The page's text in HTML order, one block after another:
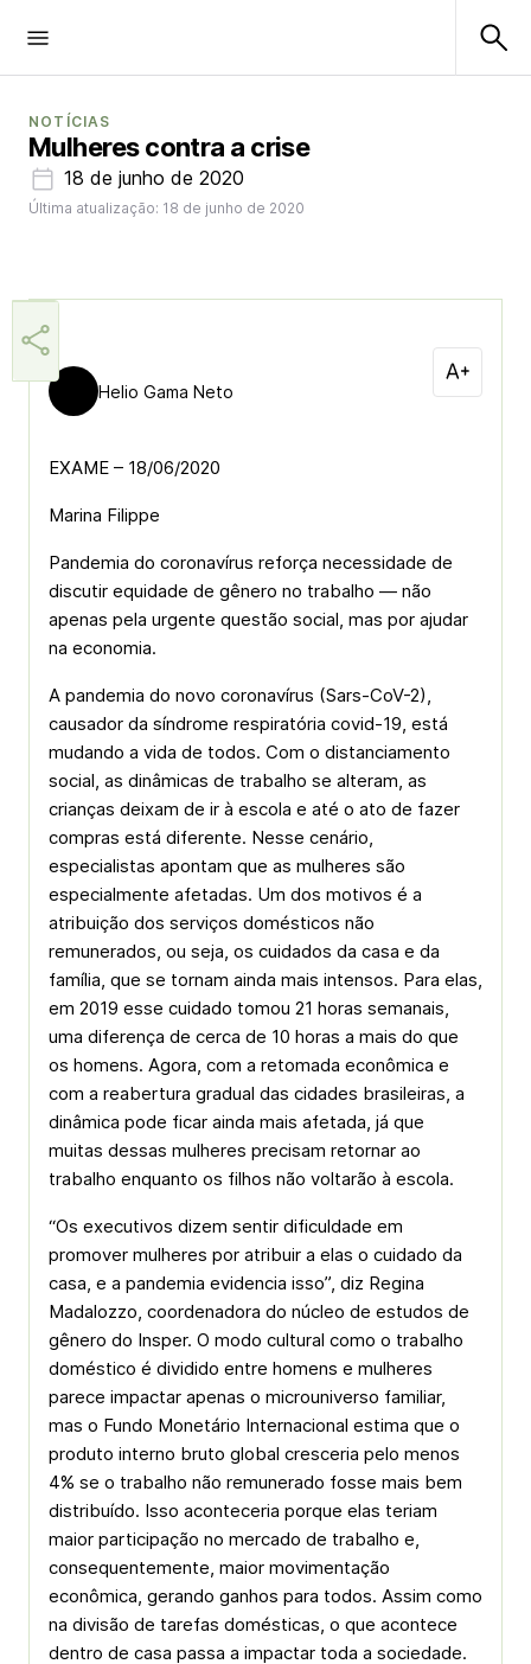
NOTÍCIAS
Mulheres contra a crise
18 de junho de 2020
Última atualização: 18 de junho de 2020
Helio Gama Neto
EXAME – 18/06/2020
Marina Filippe
Pandemia do coronavírus reforça necessidade de
discutir equidade de gênero no trabalho — não
apenas pela urgente questão social, mas por ajudar
na economia.
A pandemia do novo coronavírus (Sars-CoV-2),
causador da síndrome respiratória covid-19, está
mudando a vida de todos. Com o distanciamento
social, as dinâmicas de trabalho se alteram, as
crianças deixam de ir à escola e até o ato de fazer
compras está diferente. Nesse cenário,
especialistas apontam que as mulheres são
especialmente afetadas. Um dos motivos é a
atribuição dos serviços domésticos não
remunerados, ou seja, os cuidados da casa e da
família, que se tornam ainda mais intensos. Para elas,
em 2019 esse cuidado tomou 21 horas semanais,
uma diferença de cerca de 10 horas a mais do que
os homens. Agora, com a retomada econômica e
com a rea­bertura gradual das cidades brasileiras, a
dinâmica pode ficar ainda mais afetada, já que
muitas dessas mulheres precisam retornar ao
trabalho enquanto os filhos não voltarão à escola.
“Os executivos dizem sentir dificuldade em
promover mulheres por atribuir a elas o cuidado da
casa, e a pandemia evidencia isso”, diz Regina
Madalozzo, coordenadora do núcleo de estudos de
gênero do Insper. O modo cultural como o trabalho
doméstico é dividido entre homens e mulheres
parece impactar apenas o microuniverso familiar,
mas o Fundo Monetário Internacional estima que o
produto interno bruto global cresceria pelo menos
4% se o trabalho não remunerado fosse mais bem
distribuído. Isso aconteceria porque elas teriam
maior participação no mercado de trabalho e,
consequentemente, maior movimentação
econômica, gerando ganhos para todos. Assim como
na divisão de tarefas domésticas, o que acontece
dentro de casa passa a impactar toda a sociedade.